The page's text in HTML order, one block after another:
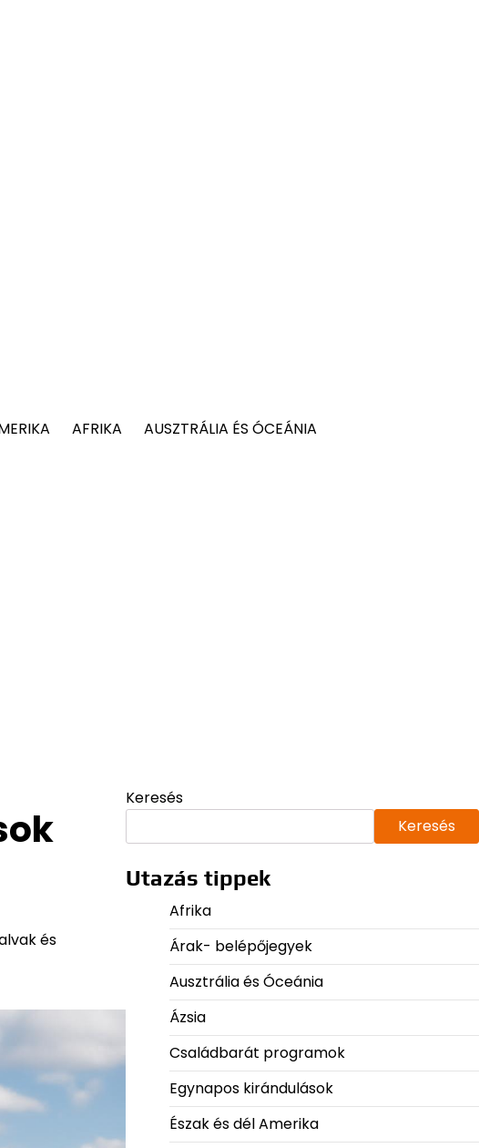
AFRIKA
AUSZTRÁLIA ÉS ÓCEÁNIA
és
Keresés
Keresés
Utazás tippek
Afrika
Árak- belépőjegyek
Ausztrália és Óceánia
Ázsia
Családbarát programok
Egynapos kirándulások
Észak és dél Amerika